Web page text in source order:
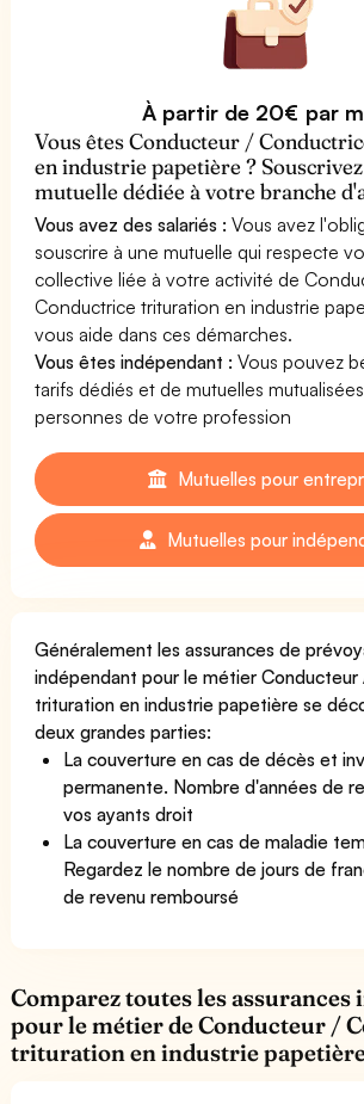
À partir de 20€ par
Vous êtes Conducteur /
en industrie papetière ?
mutuelle dédiée à votre branche
Vous avez des salariés : Vous avez
souscrire à une mutuelle qui respecte
collective liée à votre activité de
Conductrice trituration en industrie
vous aide dans ces démarches.
Vous êtes indépendant : Vous pouvez
tarifs dédiés et de mutuelles
personnes de votre profession
Mutuelles pour
Mutuelles pour
Généralement les assurances de
indépendant pour le métier
trituration en industrie papetière se
deux grandes parties:
La couverture en cas de décès et
permanente. Nombre d'années de
vos ayants droit
La couverture en cas de maladie
Regardez le nombre de jours de
de revenu remboursé
Comparez toutes les
pour le métier de Conducteur /
trituration en industrie